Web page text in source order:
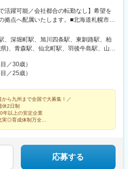
活躍可能／会社都合の転勤なし】希望を
拠点へ配属いたします。■北海道札幌市／
／帯広市■東北宮城県／青森県／岩手県／
■関東東京都（港区・台東区・中野区・八
県（千葉市・柏市・船橋市）／神奈川県
静岡市・三島市・浜松市）／愛知県（名
県／富山県／石川県／新潟県／長野県
神戸市・姫路市）／和歌山県／三重県■中
、福山市）／島根県／岡山県／山口県／
／高知県■九州・沖縄福岡県（福岡市・北
県／熊本県／大分県／宮崎県／鹿児島県
の上、決定いたします（基本同じエリア
オフィス内禁煙
、深堀町駅、旭川四条駅、東釧路駅、柏
)、青森駅、仙北町駅、羽後牛島駅、山形
川公園駅、大神宮下駅、柏駅、新御徒町
八王子駅、青梅街道駅、上大岡駅、元住
、新福井駅、岐南駅、六名駅、東松阪
(大阪府)、萩原天神駅、くいな橋駅、和田
井ノ瀬駅、下祇園駅、東福山駅、松江
郷駅、香西駅、吉成駅、鎌田駅、薊野
場前駅(福岡県)、鍋島駅、住吉駅(長崎
(東京都)、新井薬師前駅、港南中央駅、江
竹下駅、守恒駅、南鹿児島駅、蔵前駅、東
／30歳）
／25歳）
ら九州まで全国で大募集！／
2日制
年以上の安定企業
実◎育成体制万全
ード上場企業で築く安定のキャリア。
応募する